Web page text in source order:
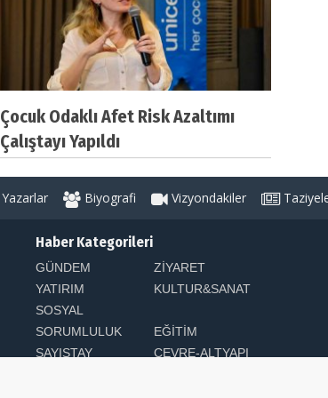
Çocuk Odaklı Afet Risk Azaltımı
Çalıştayı Yapıldı
Yazarlar Biyografi Vizyondakiler
Haber Kategorileri
GÜNDEM
ZİYARET
YATIRIM
KULTUR&SANAT
SOSYAL
SORUMLULUK
EĞİTİM
SAYIŞTAY
ÇEVRE-ALTYAPI